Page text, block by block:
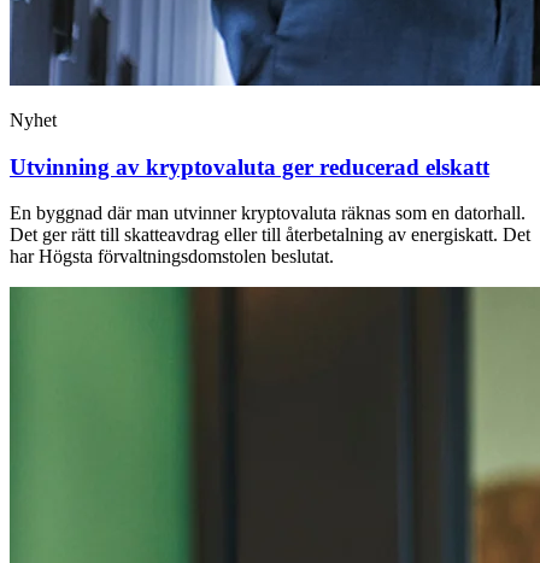
Nyhet
Utvinning av kryptovaluta ger reducerad elskatt
En byggnad där man utvinner kryptovaluta räknas som en datorhall.
Det ger rätt till skatteavdrag eller till återbetalning av energiskatt. Det
har Högsta förvaltningsdomstolen beslutat.